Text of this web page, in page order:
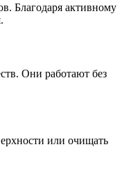
Благодаря активному
Они работают без
или очищать